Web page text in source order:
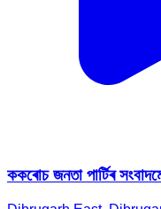
ককৰোচ জনতা পাৰ্টিৰ